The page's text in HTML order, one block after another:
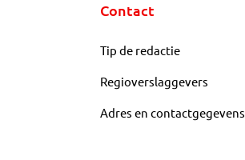
Contact
Tip de redactie
Regioverslaggevers
Adres en contactgegevens